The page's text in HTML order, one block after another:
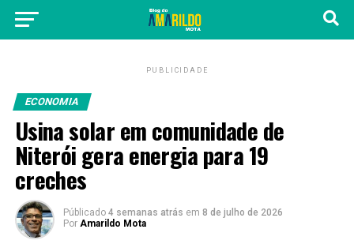
PUBLICIDADE
ECONOMIA
Usina solar em comunidade de
Niterói gera energia para 19
creches
Públicado 4 semanas atrás em 8 de julho de 2026
Por Amarildo Mota